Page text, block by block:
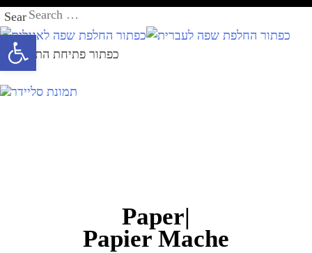
Open toolbar
Skip
to
content
מעבר
לתוכן
Search
for:
Paper|
Papier Mache